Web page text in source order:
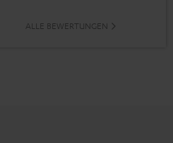
ALLE BEWERTUNGEN